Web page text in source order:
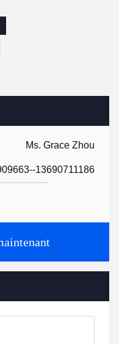
Ms. Grace Zhou
13690711186